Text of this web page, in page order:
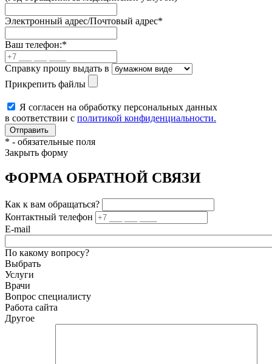
Электронный адрес/Почтовый адрес*
Ваш телефон:*
Справку прошу выдать в
Прикрепить файлы
Я согласен на обработку персональных данных
в соответствии с политикой конфиденциальности.
* - обязательные поля
Закрыть форму
ФОРМА ОБРАТНОЙ СВЯЗИ
Как к вам обращаться?
Контактный телефон
E-mail
По какому вопросу?
Выбрать
Услуги
Врачи
Вопрос специалисту
Работа сайта
Другое